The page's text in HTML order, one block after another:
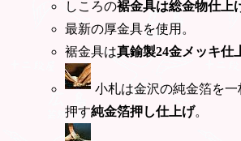
しころの裾金具は総金物仕上
最新の厚金具を使用。
裾金具は真鍮製24金メッキ仕
小札は金沢の純金箔を
押す純金箔押し仕上げ。